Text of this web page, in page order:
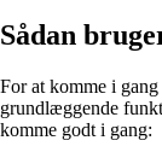
Sådan
For at komme i
grundlæggende
komme godt i gang: